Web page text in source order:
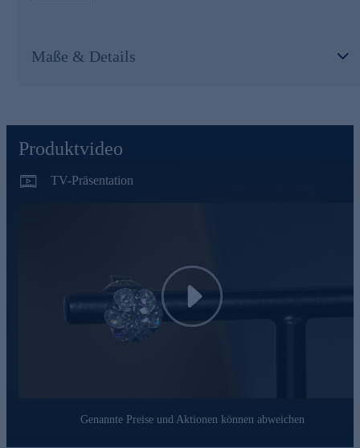
für einen sicheren und komfortablen Sitz. Was die Qualität
unserer Schmuckstücke angeht, gehen wir keine Kompromisse
beinhalten unsere Prüfprozesse Prüfungen auf Konformität mit
Edelmetallkontrollgesetzgebung. Ein Schmuckstück, das Sie
perfekte Wahl ist.
Maße & Details
Produktvideo
TV-Präsentation
Play
Genannte Preise und Aktionen können abweichen